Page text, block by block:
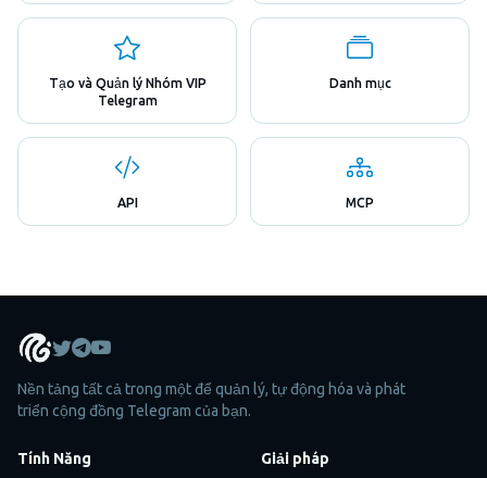
Tạo và Quản lý Nhóm VIP
Telegram
Danh mục
API MCP
Nền tảng tất cả trong một để quản lý, tự động hóa và phát
triển cộng đồng Telegram của bạn.
Tính Năng
Giải pháp